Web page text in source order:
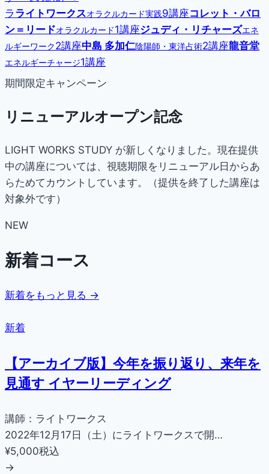
ラ ライトワークスオラクルカード実践9講座コレット・バロ
ン＝リードオラクルカード1講座ジュディ・リチャーズエネ
ルギーワーク2講座中島 多加仁陰陽師・東洋占術2講座龍音堂
エネルギーチャージ1講座
期間限定キャンペーン
リニューアルオープン記念
LIGHT WORKS STUDY が新しくなりました。現在提供
中の講座については、視聴期限をリニューアル日からあ
らためてカウントしています。（提供を終了した講座は
対象外です）
NEW
新着コース
新着をもっと見る →
新着
【アーカイブ版】今年を振り返り、来年を
見通す イヤーリーディング
講師：ライトワークス
2022年12月17日（土）にライトワークスで開…
¥5,000税込
→